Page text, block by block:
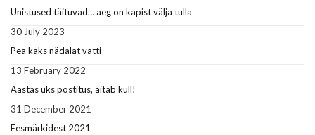
Unistused täituvad… aeg on kapist välja tulla
30 July 2023
Pea kaks nädalat vatti
13 February 2022
Aastas üks postitus, aitab küll!
31 December 2021
Eesmärkidest 2021